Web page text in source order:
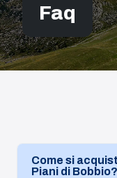
Faq
Come si
Piani di Bobbio?